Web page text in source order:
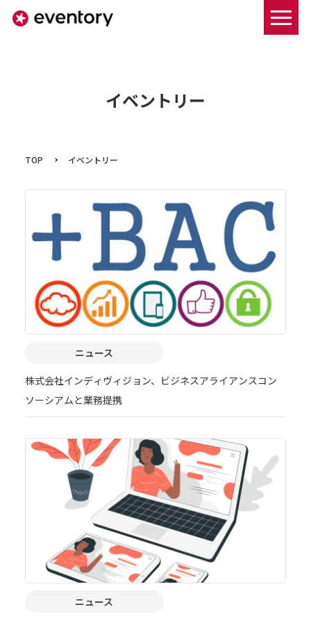
イベントリー
TOP イベントリー
ニュース
株式会社インディヴィジョン、ビジネスアライアンスコン
ソーシアムと業務提携
ニュース